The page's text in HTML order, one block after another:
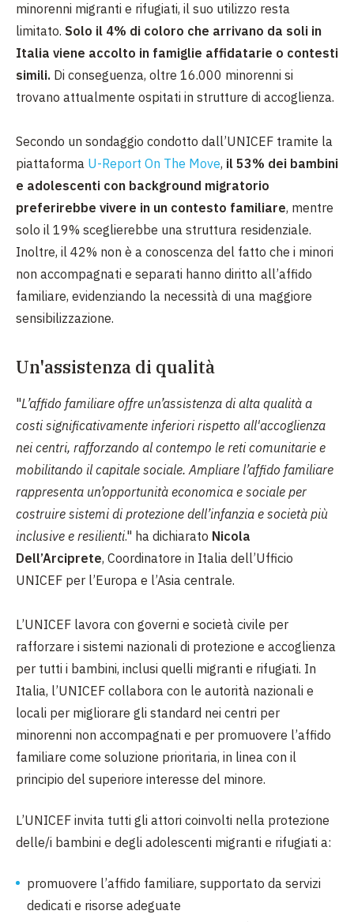
minorenni migranti e rifugiati, il suo utilizzo resta
limitato. Solo il 4% di coloro che arrivano da soli in
Italia viene accolto in famiglie affidatarie o contesti
simili. Di conseguenza, oltre 16.000 minorenni si
trovano attualmente ospitati in strutture di accoglienza.
Secondo un sondaggio condotto dall’UNICEF tramite la
piattaforma U-Report On The Move, il 53% dei bambini
e adolescenti con background migratorio
preferirebbe vivere in un contesto familiare, mentre
solo il 19% sceglierebbe una struttura residenziale.
Inoltre, il 42% non è a conoscenza del fatto che i minori
non accompagnati e separati hanno diritto all’affido
familiare, evidenziando la necessità di una maggiore
sensibilizzazione.
Un'assistenza di qualità
"L’affido familiare offre un’assistenza di alta qualità a
costi significativamente inferiori rispetto all'accoglienza
nei centri, rafforzando al contempo le reti comunitarie e
mobilitando il capitale sociale. Ampliare l’affido familiare
rappresenta un’opportunità economica e sociale per
costruire sistemi di protezione dell’infanzia e società più
inclusive e resilienti." ha dichiarato Nicola
Dell’Arciprete, Coordinatore in Italia dell’Ufficio
UNICEF per l’Europa e l’Asia centrale.
L’UNICEF lavora con governi e società civile per
rafforzare i sistemi nazionali di protezione e accoglienza
per tutti i bambini, inclusi quelli migranti e rifugiati. In
Italia, l’UNICEF collabora con le autorità nazionali e
locali per migliorare gli standard nei centri per
minorenni non accompagnati e per promuovere l’affido
familiare come soluzione prioritaria, in linea con il
principio del superiore interesse del minore.
L’UNICEF invita tutti gli attori coinvolti nella protezione
delle/i bambini e degli adolescenti migranti e rifugiati a:
promuovere l’affido familiare, supportato da servizi
dedicati e risorse adeguate